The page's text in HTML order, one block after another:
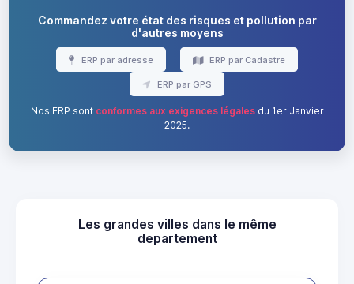
Commandez votre état des risques et pollution par
d'autres moyens
ERP par adresse ERP par Cadastre
ERP par GPS
Nos ERP sont conformes aux exigences légalesdu 1er Janvier
2025.
Les grandes villes dans le même
departement